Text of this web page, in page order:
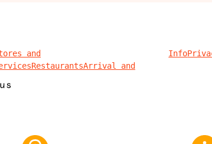
and
RestaurantsArrival and
Info